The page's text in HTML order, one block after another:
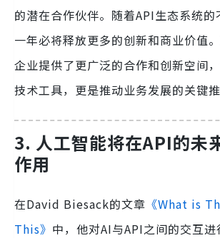
的潜在合作伙伴。随着API生态系统的
一年必将释放更多的创新和商业价值
企业提供了更广泛的合作和创新空间
技术工具，更是推动业务发展的关键推
3. 人工智能将在API的未
作用
在David Biesack的文章 《What is
This》 中，他对AI与API之间的交互进